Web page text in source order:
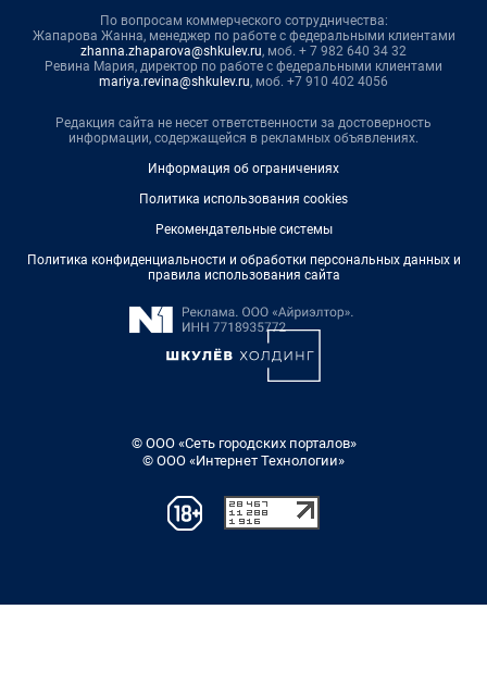
По вопросам коммерческого сотрудничества:
Жапарова Жанна, менеджер по работе с федеральными клиентами
zhanna.zhaparova@shkulev.ru, моб. + 7 982 640 34 32
Ревина Мария, директор по работе с федеральными клиентами
mariya.revina@shkulev.ru, моб. +7 910 402 4056
Редакция сайта не несет ответственности за достоверность
информации, содержащейся в рекламных объявлениях.
Информация об ограничениях
Политика использования cookies
Рекомендательные системы
Политика конфиденциальности и обработки персональных данных и
правила использования сайта
© ООО «Сеть городских порталов»
© ООО «Интернет Технологии»